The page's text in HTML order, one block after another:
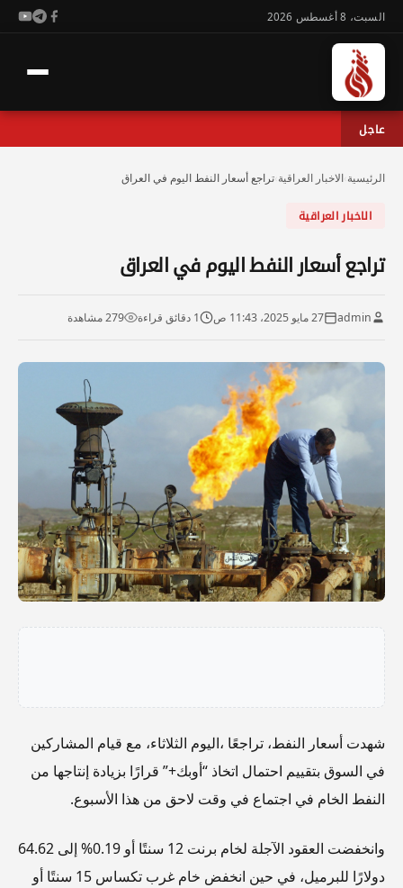
السبت، 8 أغسطس 2026
عاجل
الرئيسية الاخبار العراقية تراجع أسعار النفط اليوم في العراق
الاخبار العراقية
تراجع أسعار النفط اليوم في العراق
admin 27 مايو 2025، 11:43 ص 1 دقائق قراءة 279 مشاهدة
شهدت أسعار النفط، تراجعًا ،اليوم الثلاثاء، مع قيام المشاركين
في السوق بتقييم احتمال اتخاذ “أوبك+” قرارًا بزيادة إنتاجها من
النفط الخام في اجتماع في وقت لاحق من هذا الأسبوع.
وانخفضت العقود الآجلة لخام برنت 12 سنتًا أو 0.19% إلى 64.62
دولارًا للبرميل، في حين انخفض خام غرب تكساس 15 سنتًا أو